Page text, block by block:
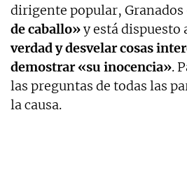
dirigente popular, Granados
de caballo»y está dispuesto
verdad y desvelar cosas
demostrar «su inocencia».
las preguntas de todas las
la causa.